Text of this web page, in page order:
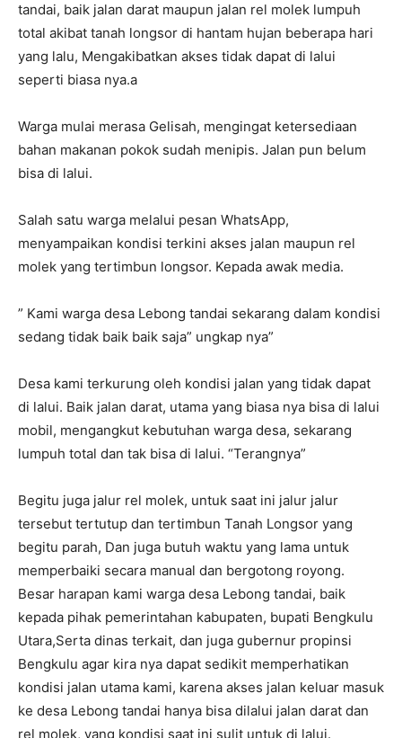
tandai, baik jalan darat maupun jalan rel molek lumpuh
total akibat tanah longsor di hantam hujan beberapa hari
yang lalu, Mengakibatkan akses tidak dapat di lalui
seperti biasa nya.a
Warga mulai merasa Gelisah, mengingat ketersediaan
bahan makanan pokok sudah menipis. Jalan pun belum
bisa di lalui.
Salah satu warga melalui pesan WhatsApp,
menyampaikan kondisi terkini akses jalan maupun rel
molek yang tertimbun longsor. Kepada awak media.
” Kami warga desa Lebong tandai sekarang dalam kondisi
sedang tidak baik baik saja” ungkap nya”
Desa kami terkurung oleh kondisi jalan yang tidak dapat
di lalui. Baik jalan darat, utama yang biasa nya bisa di lalui
mobil, mengangkut kebutuhan warga desa, sekarang
lumpuh total dan tak bisa di lalui. “Terangnya”
Begitu juga jalur rel molek, untuk saat ini jalur jalur
tersebut tertutup dan tertimbun Tanah Longsor yang
begitu parah, Dan juga butuh waktu yang lama untuk
memperbaiki secara manual dan bergotong royong.
Besar harapan kami warga desa Lebong tandai, baik
kepada pihak pemerintahan kabupaten, bupati Bengkulu
Utara,Serta dinas terkait, dan juga gubernur propinsi
Bengkulu agar kira nya dapat sedikit memperhatikan
kondisi jalan utama kami, karena akses jalan keluar masuk
ke desa Lebong tandai hanya bisa dilalui jalan darat dan
rel molek, yang kondisi saat ini sulit untuk di lalui.